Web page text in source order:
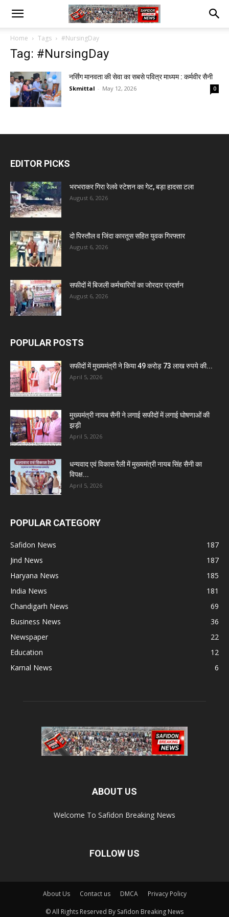
Home Tags #NursingDay
Tag: #NursingDay
नर्सिंग मानवता की सेवा का सबसे पवित्र माध्यम : कर्मवीर सैनी
Skmittal - May 12, 2026 0
EDITOR PICKS
भरभराकर गिरा रेलवे स्टेशन का गेट, बड़ा हादसा टला
August 6, 2026
दो पिस्तौल व जिंदा कारतूस सहित युवक गिरफ्तार
August 6, 2026
सफीदों में बिजली कर्मचारियों का जोरदार प्रदर्शन
August 6, 2026
POPULAR POSTS
सफीदों में मुख्यमंत्री ने किया 49 करोड़ 73 लाख रुपये की...
April 5, 2026
मुख्यमंत्री नायब सैनी ने लगाई सफीदों में लगाई घोषणाओं की
झड़ी
April 5, 2026
धन्यवाद एवं विकास रैली में मुख्यमंत्री नायब सिंह सैनी का
विपक्ष...
April 5, 2026
POPULAR CATEGORY
Safidon News
187
Jind News
187
Haryana News
185
India News
181
Chandigarh News
69
Business News
36
Newspaper
22
Education
12
Karnal News
6
ABOUT US
Welcome To Safidon Breaking News
FOLLOW US
About Us Contact us DMCA Privacy Policy
© All Rights Reserved By Safidon Breaking News